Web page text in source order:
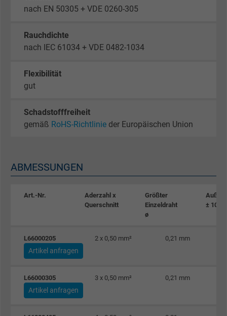
nach EN 50305 + VDE 0260-305
Rauchdichte
nach IEC 61034 + VDE 0482-1034
Flexibilität
gut
Schadstofffreiheit
gemäß RoHS-Richtlinie der Europäischen Union
ABMESSUNGEN
Art.-Nr.
Aderzahl x
Querschnitt
Größter
Einzeldraht
ø
± 10%
L66000205 2 x 0,50 mm² 0,21 mm
Artikel anfragen
L66000305 3 x 0,50 mm² 0,21 mm
Artikel anfragen